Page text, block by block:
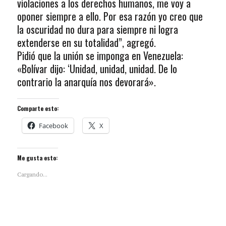
violaciones a los derechos humanos, me voy a
oponer siempre a ello. Por esa razón yo creo que
la oscuridad no dura para siempre ni logra
extenderse en su totalidad”, agregó.
Pidió que la unión se imponga en Venezuela:
«Bolívar dijo: ‘Unidad, unidad, unidad. De lo
contrario la anarquía nos devorará».
Comparte esto:
Facebook X
Me gusta esto:
Cargando...